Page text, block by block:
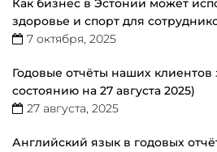
Как бизнес в Эстонии может
здоровье и спорт для
7 октября, 2025
Годовые отчёты наших клиентов
состоянию на 27 августа 2025)
27 августа, 2025
Английский язык в годовых